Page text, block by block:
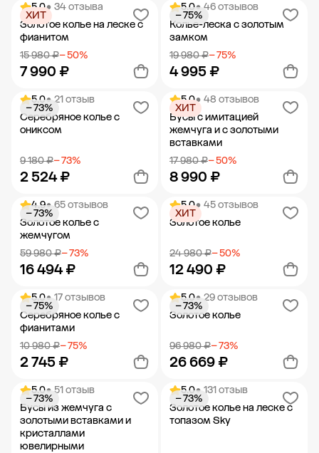
Добавить в корзину Добавить в корзину
5.0• 34 отзыва
Золотое колье на леске с
фианитом
15 980 ₽− 50%
7 990 ₽
ХИТ
Добавить в корзину
5.0• 46 отзывов
Колье-леска с золотым
замком
19 980 ₽− 75%
4 995 ₽
− 75%
Добавить в корзину
5.0• 21 отзыв
Серебряное колье с
ониксом
9 180 ₽− 73%
2 524 ₽
− 73%
Добавить в корзину
5.0• 48 отзывов
Бусы с имитацией
жемчуга и с золотыми
вставками
17 980 ₽− 50%
8 990 ₽
ХИТ
Добавить в корзину
4.9• 65 отзывов
Золотое колье с
жемчугом
59 980 ₽− 73%
16 494 ₽
− 73%
Добавить в корзину
5.0• 45 отзывов
Золотое колье
24 980 ₽− 50%
12 490 ₽
ХИТ
Добавить в корзину
5.0• 17 отзывов
Серебряное колье с
фианитами
10 980 ₽− 75%
2 745 ₽
− 75%
Добавить в корзину
5.0• 29 отзывов
Золотое колье
96 980 ₽− 73%
26 669 ₽
− 73%
Добавить в корзину
5.0• 51 отзыв
Бусы из жемчуга с
золотыми вставками и
кристаллами
ювелирными
− 73%
5.0• 131 отзыв
Золотое колье на леске с
топазом Sky
− 73%